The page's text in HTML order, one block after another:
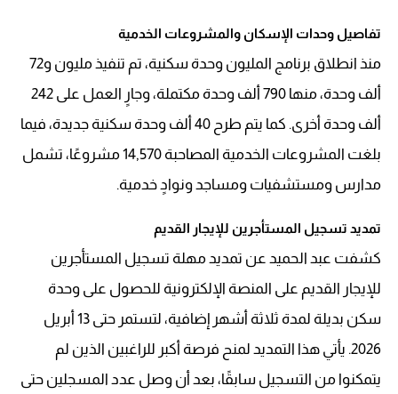
تفاصيل وحدات الإسكان والمشروعات الخدمية
منذ انطلاق برنامج المليون وحدة سكنية، تم تنفيذ مليون و72
ألف وحدة، منها 790 ألف وحدة مكتملة، وجارٍ العمل على 242
ألف وحدة أخرى. كما يتم طرح 40 ألف وحدة سكنية جديدة، فيما
بلغت المشروعات الخدمية المصاحبة 14,570 مشروعًا، تشمل
مدارس ومستشفيات ومساجد ونوادٍ خدمية.
تمديد تسجيل المستأجرين للإيجار القديم
كشفت عبد الحميد عن تمديد مهلة تسجيل المستأجرين
للإيجار القديم على المنصة الإلكترونية للحصول على وحدة
سكن بديلة لمدة ثلاثة أشهر إضافية، لتستمر حتى 13 أبريل
2026. يأتي هذا التمديد لمنح فرصة أكبر للراغبين الذين لم
يتمكنوا من التسجيل سابقًا، بعد أن وصل عدد المسجلين حتى